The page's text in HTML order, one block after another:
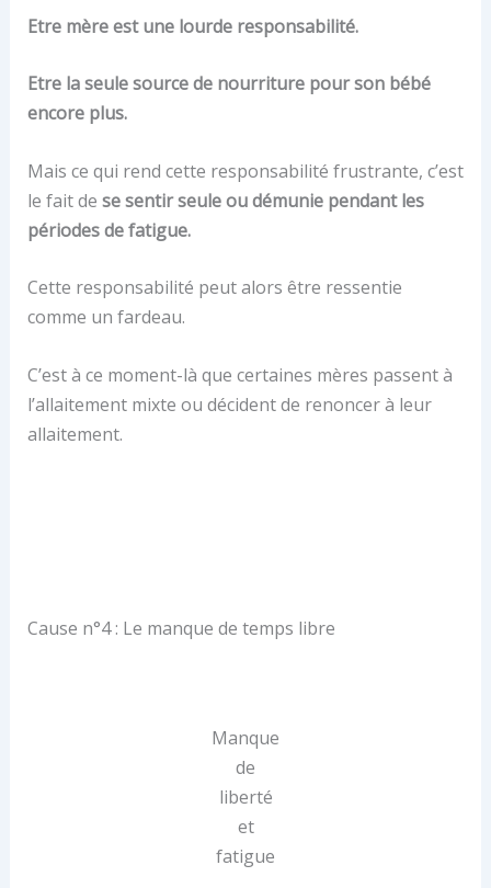
Etre mère est une lourde responsabilité.
Etre la seule source de nourriture pour son bébé
encore plus.
Mais ce qui rend cette responsabilité frustrante, c’est
le fait de se sentir seule ou démunie pendant les
périodes de fatigue.
Cette responsabilité peut alors être ressentie
comme un fardeau.
C’est à ce moment-là que certaines mères passent à
l’allaitement mixte ou décident de renoncer à leur
allaitement.
Cause n°4 : Le manque de temps libre
Manque
de
liberté
et
fatigue